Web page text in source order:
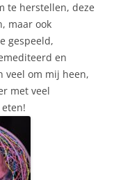
te herstellen, deze
maar ook
gespeeld,
en
veel om mij heen,
met veel